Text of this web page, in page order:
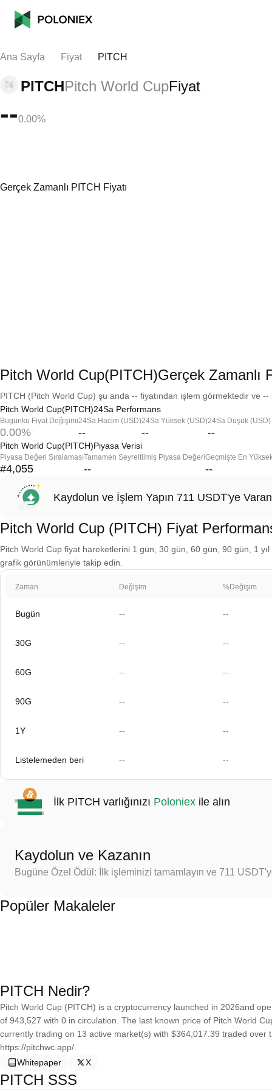
Ana Sayfa Fiyat PITCH
PITCHPitch World CupFiyat
--0.00%
Gerçek Zamanlı PITCH Fiyatı
Pitch World Cup(PITCH)Gerçek Zamanlı
PITCH (Pitch World Cup) şu anda -- fiyatından işlem görmektedir ve
Pitch World Cup(PITCH)24Sa Performans
Bugünkü Fiyat Değişimi
0.00%
24Sa Hacim (USD)
--
24Sa Yüksek (USD)
--
24Sa Düşük (USD)
--
Pitch World Cup(PITCH)Piyasa Verisi
Piyasa Değeri Sıralaması
#4,055
Tamamen Seyreltilmiş Piyasa Değeri
--
Geçmişte En
--
Kaydolun ve İşlem Yapın 711 USDT'ye
Pitch World Cup (PITCH) Fiyat
Pitch World Cup fiyat hareketlerini 1 gün, 30 gün, 60 gün, 90 gün, 1
grafik görünümleriyle takip edin.
Zaman Değişim %Değişim
Bugün -- --
30G -- --
60G -- --
90G -- --
1Y -- --
Listelemeden beri -- --
İlk PITCH varlığınızı Poloniex ile alın
Kaydolun ve Kazanın
Bugüne Özel Ödül: İlk işleminizi tamamlayın ve 711
Popüler Makaleler
PITCH Nedir?
Pitch World Cup (PITCH) is a cryptocurrency launched in 2026and
of 943,527 with 0 in circulation. The last known price of Pitch World
currently trading on 13 active market(s) with $364,017.39 traded
https://pitchwc.app/.
Whitepaper
X
PITCH SSS